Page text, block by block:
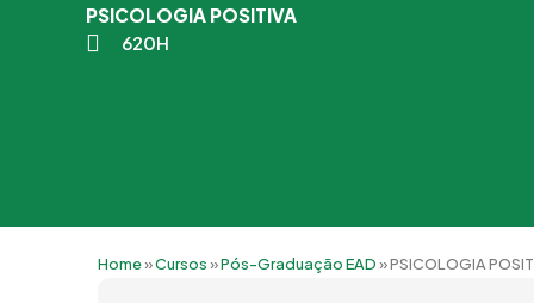
PSICOLOGIA POSITIVA
620H
Home»Cursos»Pós-Graduação EAD»PSICOLOGIA